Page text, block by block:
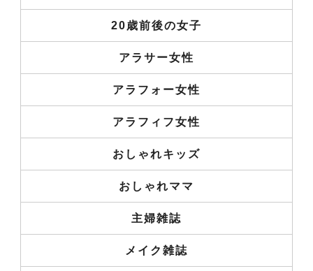
20歳前後の女子
アラサー女性
アラフォー女性
アラフィフ女性
おしゃれキッズ
おしゃれママ
主婦雑誌
メイク雑誌